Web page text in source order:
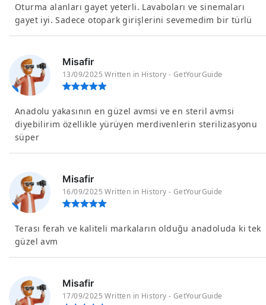
Oturma alanları gayet yeterli. Lavaboları ve sinemaları
gayet iyi. Sadece otopark girişlerini sevemedim bir türlü
Misafir
13/09/2025 Written in History - GetYourGuide
Anadolu yakasının en güzel avmsi ve en steril avmsi
diyebilirim özellikle yürüyen merdivenlerin sterilizasyonu
süper
Misafir
16/09/2025 Written in History - GetYourGuide
Terası ferah ve kaliteli markaların olduğu anadoluda ki tek
güzel avm
Misafir
17/09/2025 Written in History - GetYourGuide